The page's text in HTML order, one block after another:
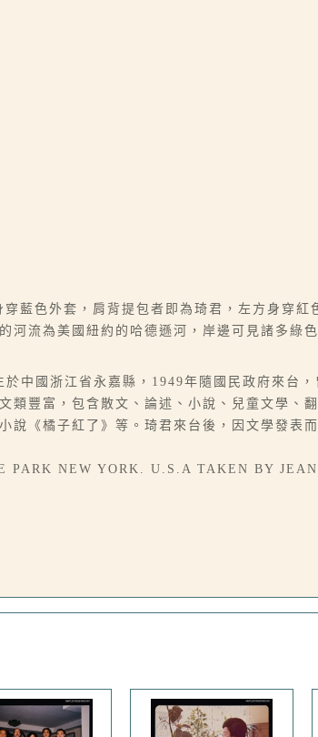
藍色外套，肩背提包者即為琦君，左方身穿
河流為美國紐約的哈德遜河，岸邊可見諸多綠
中國浙江省永嘉縣，1949年隨國民政府來台
類豐富，包含散文、論述、小說、兒童文學、
說《橘子紅了》等。琦君來台後，因文學發表
PARK NEW YORK. U.S.A TAKEN BY